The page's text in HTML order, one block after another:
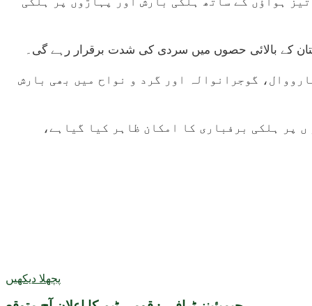
کے بالائی حصوں میں سردی کی شدت برقرار رہے گی۔
گوجرانوالہ اور گرد و نواح میں بھی بارش
پر ہلکی برفباری کا امکان ظاہر کیا گیاہے،
پچھلا دیکھیں